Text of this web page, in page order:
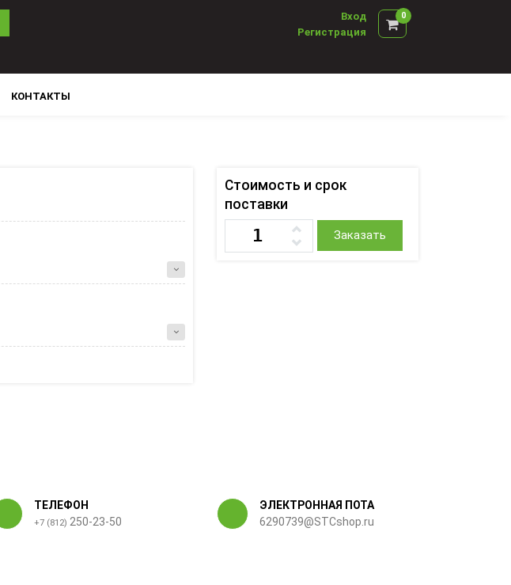
Вход
Регистрация
0
КОНТАКТЫ
Стоимость и срок
поставки
Заказать
ТЕЛЕФОН
+7 (812) 250-23-50
ЭЛЕКТРОННАЯ ПОТА
6290739@STCshop.ru